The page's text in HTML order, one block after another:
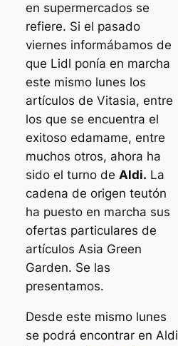
en supermercados se
refiere. Si el pasado
viernes informábamos de
que Lidl ponía en marcha
este mismo lunes los
artículos de Vitasia, entre
los que se encuentra el
exitoso edamame, entre
muchos otros, ahora ha
sido el turno de Aldi. La
cadena de origen teutón
ha puesto en marcha sus
ofertas particulares de
artículos Asia Green
Garden. Se las
presentamos.
Desde este mismo lunes
se podrá encontrar en Aldi